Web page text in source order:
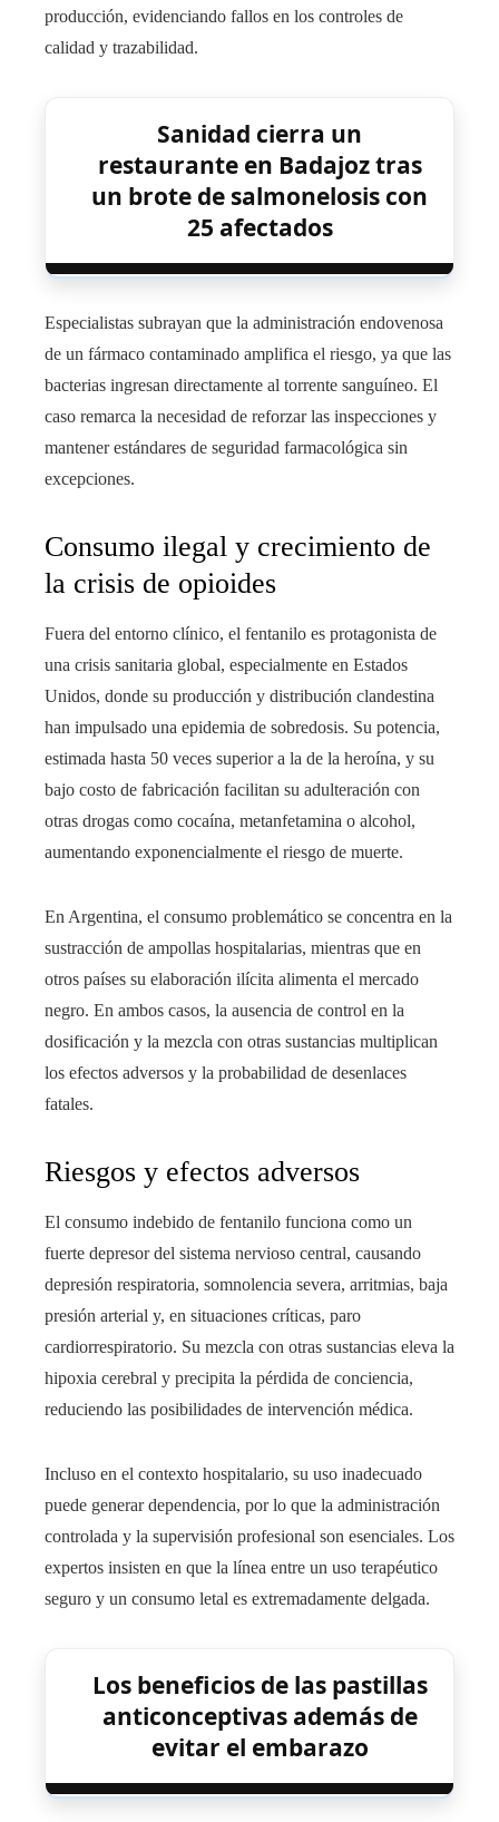
producción, evidenciando fallos en los controles de
calidad y trazabilidad.
Sanidad cierra un
restaurante en Badajoz tras
un brote de salmonelosis con
25 afectados
Especialistas subrayan que la administración endovenosa
de un fármaco contaminado amplifica el riesgo, ya que las
bacterias ingresan directamente al torrente sanguíneo. El
caso remarca la necesidad de reforzar las inspecciones y
mantener estándares de seguridad farmacológica sin
excepciones.
Consumo ilegal y crecimiento de
la crisis de opioides
Fuera del entorno clínico, el fentanilo es protagonista de
una crisis sanitaria global, especialmente en Estados
Unidos, donde su producción y distribución clandestina
han impulsado una epidemia de sobredosis. Su potencia,
estimada hasta 50 veces superior a la de la heroína, y su
bajo costo de fabricación facilitan su adulteración con
otras drogas como cocaína, metanfetamina o alcohol,
aumentando exponencialmente el riesgo de muerte.
En Argentina, el consumo problemático se concentra en la
sustracción de ampollas hospitalarias, mientras que en
otros países su elaboración ilícita alimenta el mercado
negro. En ambos casos, la ausencia de control en la
dosificación y la mezcla con otras sustancias multiplican
los efectos adversos y la probabilidad de desenlaces
fatales.
Riesgos y efectos adversos
El consumo indebido de fentanilo funciona como un
fuerte depresor del sistema nervioso central, causando
depresión respiratoria, somnolencia severa, arritmias, baja
presión arterial y, en situaciones críticas, paro
cardiorrespiratorio. Su mezcla con otras sustancias eleva la
hipoxia cerebral y precipita la pérdida de conciencia,
reduciendo las posibilidades de intervención médica.
Incluso en el contexto hospitalario, su uso inadecuado
puede generar dependencia, por lo que la administración
controlada y la supervisión profesional son esenciales. Los
expertos insisten en que la línea entre un uso terapéutico
seguro y un consumo letal es extremadamente delgada.
Los beneficios de las pastillas
anticonceptivas además de
evitar el embarazo